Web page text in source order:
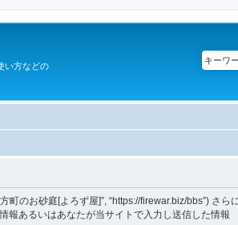
い方などの
のお砂庭[よろず屋]”, “https://firewar.biz/bbs”) さら
報あるいはあなたが当サイトで入力し送信した情報